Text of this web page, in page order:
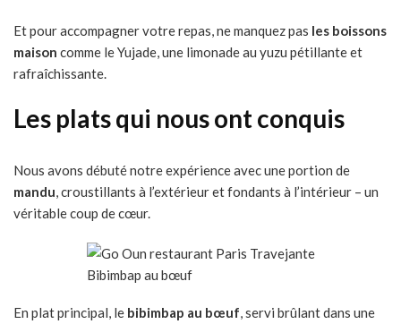
Et pour accompagner votre repas, ne manquez pas les boissons
maison comme le Yujade, une limonade au yuzu pétillante et
rafraîchissante.
Les plats qui nous ont conquis
Nous avons débuté notre expérience avec une portion de
mandu, croustillants à l’extérieur et fondants à l’intérieur – un
véritable coup de cœur.
Bibimbap au bœuf
En plat principal, le bibimbap au bœuf, servi brûlant dans une